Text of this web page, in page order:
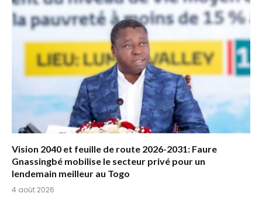
Vision 2040 et feuille de route 2026-2031: Faure
Gnassingbé mobilise le secteur privé pour un
lendemain meilleur au Togo
4 août 2026